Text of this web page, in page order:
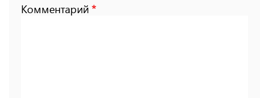
Комментарий